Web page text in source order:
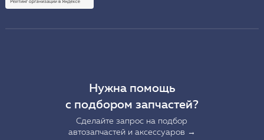
Нужна помощь
с подбором запчастей?
Сделайте запрос на подбор
автозапчастей и аксессуаров →